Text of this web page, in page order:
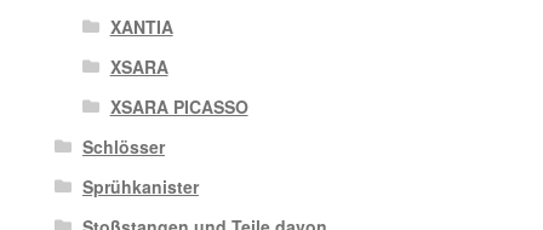
XANTIA
XSARA
XSARA PICASSO
Schlösser
Sprühkanister